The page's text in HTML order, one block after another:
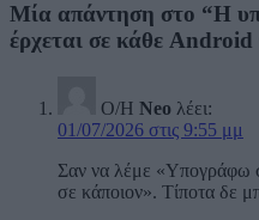
Μία απάντηση στο “Η
έρχεται σε κάθε
Ο/Η Neo λέει:
01/07/2026 στις 9:55 μμ
Σαν να λέμε «Υπογράφω
σε κάποιον». Τίποτα δε